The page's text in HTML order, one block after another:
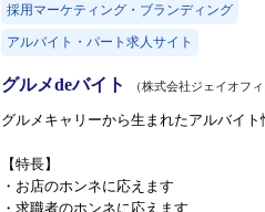
採用マーケティング・ブランディング
アルバイト・パート求人サイト
グルメdeバイト （株式会社ジェイオフィ
グルメキャリーから生まれたアルバイト
【特長】
・お店のホンネに応えます
・求職者のホンネに応えます